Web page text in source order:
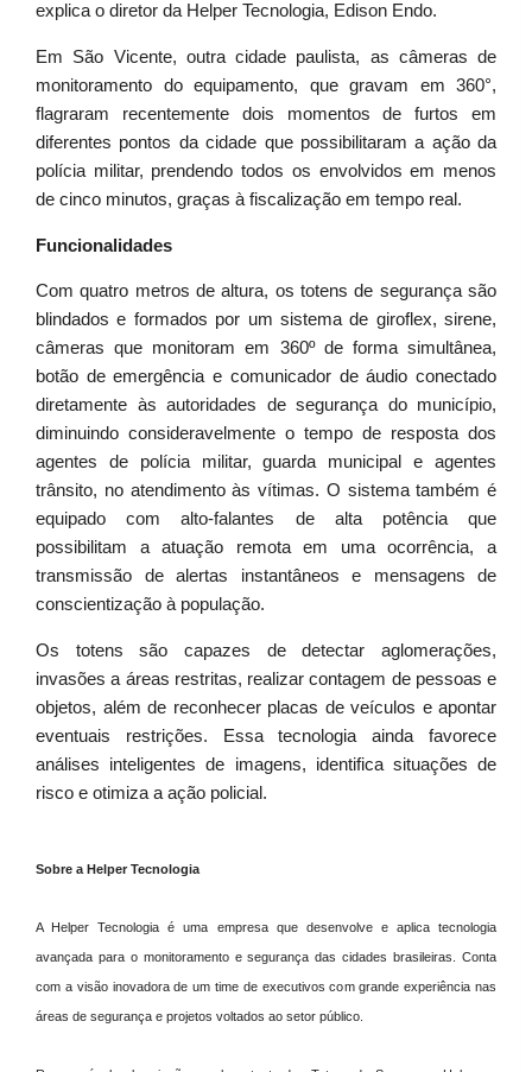
explica o diretor da Helper Tecnologia, Edison Endo.
Em São Vicente, outra cidade paulista, as câmeras de
monitoramento do equipamento, que gravam em 360°,
flagraram recentemente dois momentos de furtos em
diferentes pontos da cidade que possibilitaram a ação da
polícia militar, prendendo todos os envolvidos em menos
de cinco minutos, graças à fiscalização em tempo real.
Funcionalidades
Com quatro metros de altura, os totens de segurança são
blindados e formados por um sistema de giroflex, sirene,
câmeras que monitoram em 360º de forma simultânea,
botão de emergência e comunicador de áudio conectado
diretamente às autoridades de segurança do município,
diminuindo consideravelmente o tempo de resposta dos
agentes de polícia militar, guarda municipal e agentes
trânsito, no atendimento às vítimas. O sistema também é
equipado com alto-falantes de alta potência que
possibilitam a atuação remota em uma ocorrência, a
transmissão de alertas instantâneos e mensagens de
conscientização à população.
Os totens são capazes de detectar aglomerações,
invasões a áreas restritas, realizar contagem de pessoas e
objetos, além de reconhecer placas de veículos e apontar
eventuais restrições. Essa tecnologia ainda favorece
análises inteligentes de imagens, identifica situações de
risco e otimiza a ação policial.
Sobre a Helper Tecnologia
A Helper Tecnologia é uma empresa que desenvolve e aplica tecnologia
avançada para o monitoramento e segurança das cidades brasileiras. Conta
com a visão inovadora de um time de executivos com grande experiência nas
áreas de segurança e projetos voltados ao setor público.